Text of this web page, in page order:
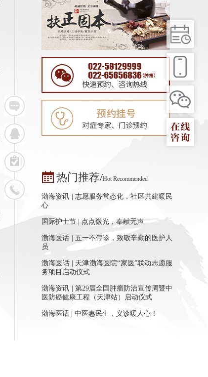
热门推荐/Hot Recommended
渤海资讯 | 志愿服务常态化，社区共建暖民
心
国际护士节 | 点点微光，奉献无声
渤海医话 | 五一不停诊，致敬辛勤的医护人
员
渤海医话 | 天津渤海医院“家医”联动志愿服
务项目启动仪式
渤海资讯 | 第29届全国肿瘤防治宣传周暨中
医防癌健康工程（天津站）启动仪式
渤海医话 | 中医惠民生，义诊暖人心！